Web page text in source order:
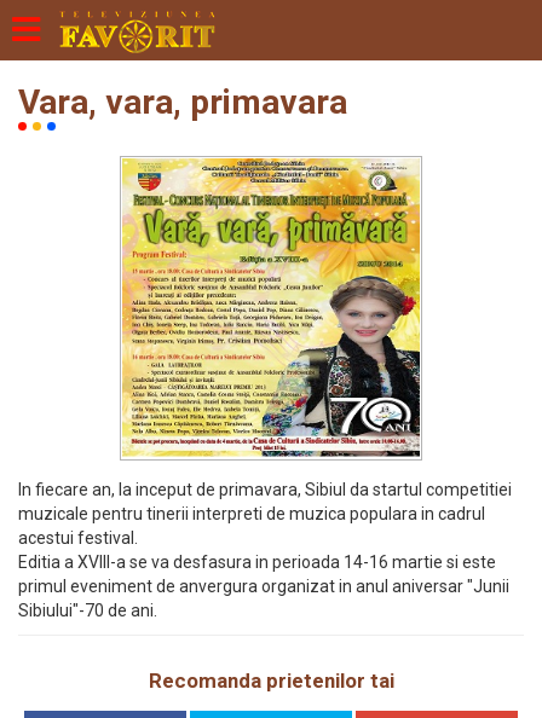
Vara, vara, primavara
In fiecare an, la inceput de primavara, Sibiul da startul competitiei
muzicale pentru tinerii interpreti de muzica populara in cadrul
acestui festival.
Editia a XVIII-a se va desfasura in perioada 14-16 martie si este
primul eveniment de anvergura organizat in anul aniversar "Junii
Sibiului"-70 de ani.
Recomanda prietenilor tai